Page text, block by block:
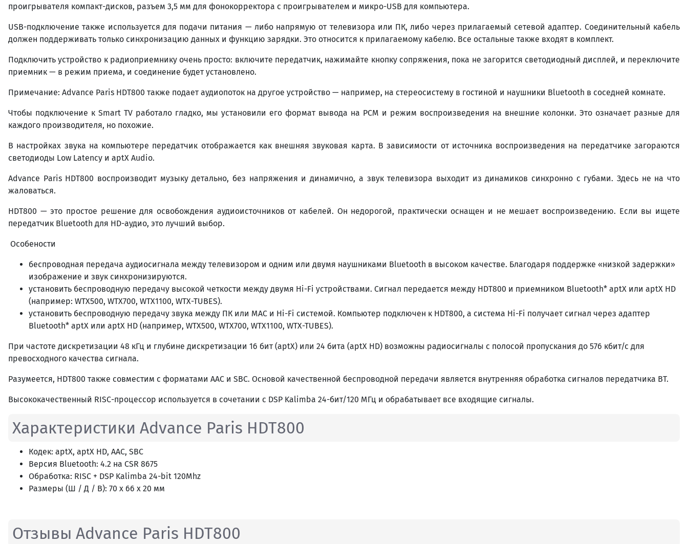
проигрывателя компакт-дисков, разъем 3,5 мм для фонокорректора с проигрывателем и микро-USB для компьютера.
USB-подключение также используется для подачи питания — либо напрямую от телевизора или ПК, либо через прилагаемый сетевой адаптер. Соединительный кабель
должен поддерживать только синхронизацию данных и функцию зарядки. Это относится к прилагаемому кабелю. Все остальные также входят в комплект.
Подключить устройство к радиоприемнику очень просто: включите передатчик, нажимайте кнопку сопряжения, пока не загорится светодиодный дисплей, и переключите
приемник — в режим приема, и соединение будет установлено.
Примечание: Advance Paris HDT800 также подает аудиопоток на другое устройство — например, на стереосистему в гостиной и наушники Bluetooth в соседней комнате.
Чтобы подключение к Smart TV работало гладко, мы установили его формат вывода на PCM и режим воспроизведения на внешние колонки. Это означает разные для
каждого производителя, но похожие.
В настройках звука на компьютере передатчик отображается как внешняя звуковая карта. В зависимости от источника воспроизведения на передатчике загораются
светодиоды Low Latency и aptX Audio.
Advance Paris HDT800 воспроизводит музыку детально, без напряжения и динамично, а звук телевизора выходит из динамиков синхронно с губами. Здесь не на что
жаловаться.
HDT800 — это простое решение для освобождения аудиоисточников от кабелей. Он недорогой, практически оснащен и не мешает воспроизведению. Если вы ищете
передатчик Bluetooth для HD-аудио, это лучший выбор.
Особености
беспроводная передача аудиосигнала между телевизором и одним или двумя наушниками Bluetooth в высоком качестве. Благодаря поддержке «низкой задержки»
изображение и звук синхронизируются.
установить беспроводную передачу высокой четкости между двумя Hi-Fi устройствами. Сигнал передается между HDT800 и приемником Bluetooth* aptX или aptX HD
(например: WTX500, WTX700, WTX1100, WTX-TUBES).
установить беспроводную передачу звука между ПК или MAC и Hi-Fi системой. Компьютер подключен к HDT800, а система Hi-Fi получает сигнал через адаптер
Bluetooth* aptX или aptX HD (например, WTX500, WTX700, WTX1100, WTX-TUBES).
При частоте дискретизации 48 кГц и глубине дискретизации 16 бит (aptX) или 24 бита (aptX HD) возможны радиосигналы с полосой пропускания до 576 кбит/с для
превосходного качества сигнала.
Разумеется, HDT800 также совместим с форматами AAC и SBC. Основой качественной беспроводной передачи является внутренняя обработка сигналов передатчика BT.
Высококачественный RISC-процессор используется в сочетании с DSP Kalimba 24-бит/120 МГц и обрабатывает все входящие сигналы.
Характеристики Advance Paris HDT800
Кодек: aptX, aptX HD, AAC, SBC
Версия Bluetooth: 4.2 на CSR 8675
Обработка: RISC + DSP Kalimba 24-bit 120Mhz
Размеры (Ш / Д / В): 70 x 66 x 20 мм
Отзывы Advance Paris HDT800